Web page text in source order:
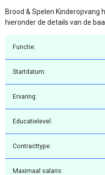
Brood & Spelen Kinderopvang
hieronder de details van de
Functie:
Startdatum:
Ervaring:
Educatielevel:
Contracttype:
Maximaal salaris: